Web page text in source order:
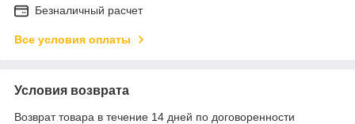
Безналичный расчет
Все условия оплаты
Условия возврата
Возврат товара в течение 14 дней по договоренности